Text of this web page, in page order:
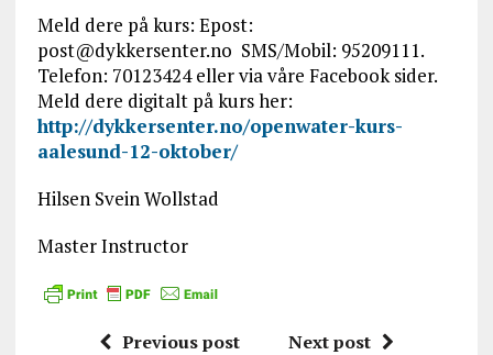
Meld dere på kurs: Epost:
post@dykkersenter.no SMS/Mobil: 95209111.
Telefon: 70123424 eller via våre Facebook sider.
Meld dere digitalt på kurs her:
http://dykkersenter.no/openwater-kurs-
aalesund-12-oktober/
Hilsen Svein Wollstad
Master Instructor
Previous post Next post